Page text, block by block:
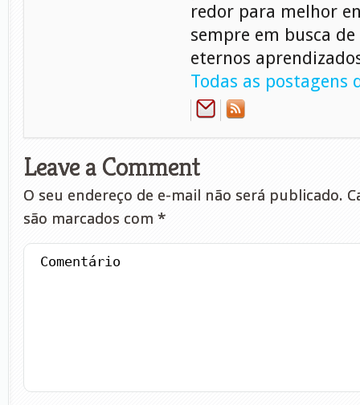
redor para melhor
sempre em busca de
eternos
Todas as postagens
Leave a Comment
O seu endereço de e-mail não será publicado.
são marcados com *